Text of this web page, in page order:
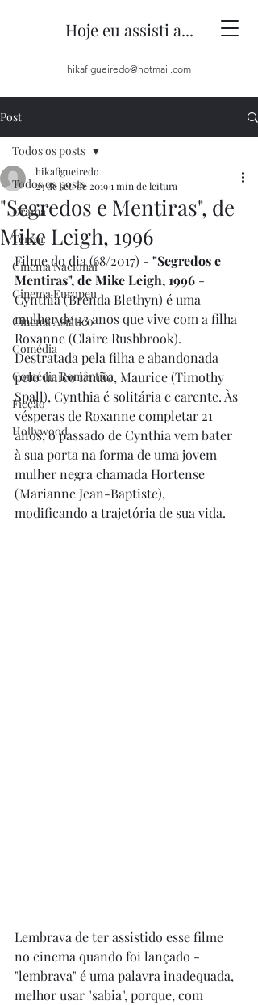
Hoje eu assisti a...
hikafigueiredo@hotmail.com
Post
Todos os posts
Drama
Terror
Cinema Nacional
Cinema Europeu
Cinema Asiático
Comédia
Comédia Romântica
Ficção
Hollywood
Todos os posts
"Segredos e Mentiras", de
Mike Leigh, 1996
hikafigueiredo
23 de set. de 20191 min de leitura
Filme do dia (68/2017) - "Segredos e
Mentiras", de Mike Leigh, 1996 -
Cynthia (Brenda Blethyn) é uma
mulher de 43 anos que vive com a filha
Roxanne (Claire Rushbrook).
Destratada pela filha e abandonada
pelo único irmão, Maurice (Timothy
Spall), Cynthia é solitária e carente. Às
vésperas de Roxanne completar 21
anos, o passado de Cynthia vem bater
à sua porta na forma de uma jovem
mulher negra chamada Hortense
(Marianne Jean-Baptiste),
modificando a trajetória de sua vida.
Lembrava de ter assistido esse filme
no cinema quando foi lançado -
"lembrava" é uma palavra inadequada,
melhor usar "sabia", porque, com